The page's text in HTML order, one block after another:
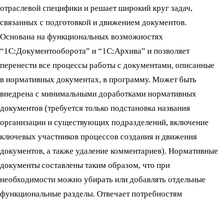
отраслевой специфики и решает широкий круг задач,
связанных с подготовкой и движением документов.
Основана на функциональных возможностях
“1С:Документооборота” и “1С:Архива” и позволяет
перенести все процессы работы с документами, описанные
в нормативных документах, в программу. Может быть
внедрена с минимальными доработками нормативных
документов (требуется только подстановка названия
организации и существующих подразделений, включение
ключевых участников процессов создания и движения
документов, а также удаление комментариев). Нормативные
документы составлены таким образом, что при
необходимости можно убирать или добавлять отдельные
функциональные разделы. Отвечает потребностям